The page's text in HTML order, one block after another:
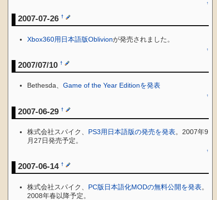
↑
2007-07-26†
Xbox360用日本語版Oblivionが発売されました。
↑
2007/07/10†
Bethesda、Game of the Year Editionを発表
↑
2007-06-29†
株式会社スパイク、 PS3用日本語版の発売を発表。2007年9
月27日発売予定。
↑
2007-06-14†
株式会社スパイク、 PC版日本語化MODの無料公開を発表。
2008年春以降予定。